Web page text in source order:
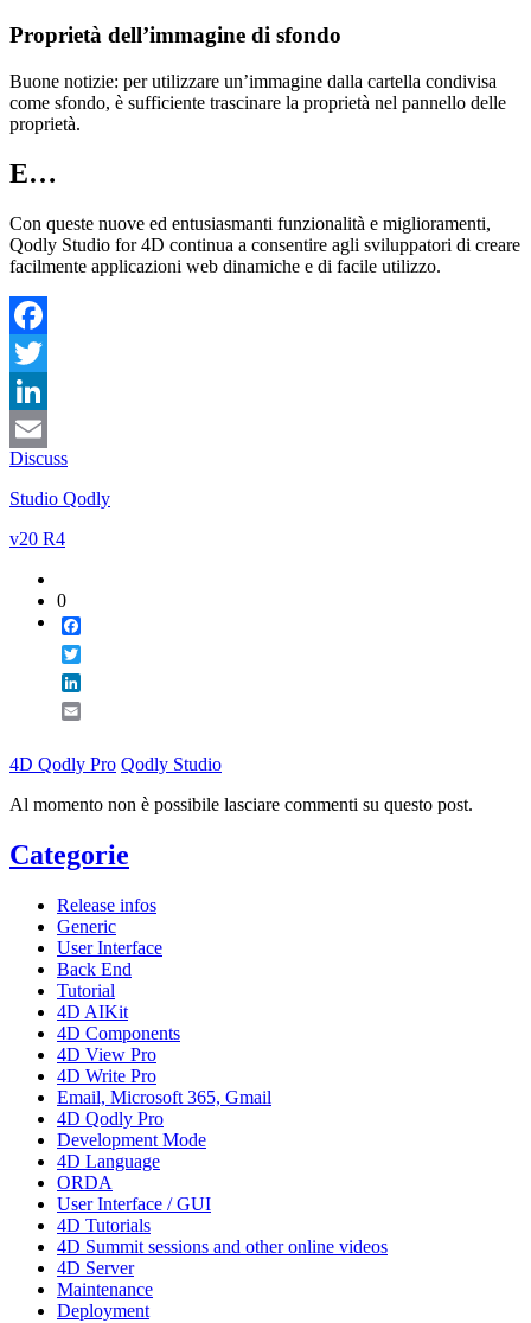
Proprietà dell’immagine di sfondo
Buone notizie: per utilizzare un’immagine dalla cartella condivisa
come sfondo, è sufficiente trascinare la proprietà nel pannello delle
proprietà.
E…
Con queste nuove ed entusiasmanti funzionalità e miglioramenti,
Qodly Studio for 4D continua a consentire agli sviluppatori di creare
facilmente applicazioni web dinamiche e di facile utilizzo.
Facebook
Twitter
LinkedIn
Email
Discuss
Studio Qodly
v20 R4
0
4D Qodly Pro Qodly Studio
Al momento non è possibile lasciare commenti su questo post.
Categorie
Release infos
Generic
User Interface
Back End
Tutorial
4D AIKit
4D Components
4D View Pro
4D Write Pro
Email, Microsoft 365, Gmail
4D Qodly Pro
Development Mode
4D Language
ORDA
User Interface / GUI
4D Tutorials
4D Summit sessions and other online videos
4D Server
Maintenance
Deployment